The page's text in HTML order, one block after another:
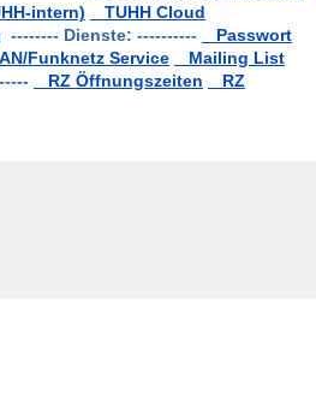
intern)
TUHH Cloud
-------- Dienste: ----------
Passwort
Funknetz Service
Mailing List
RZ Öffnungszeiten
RZ